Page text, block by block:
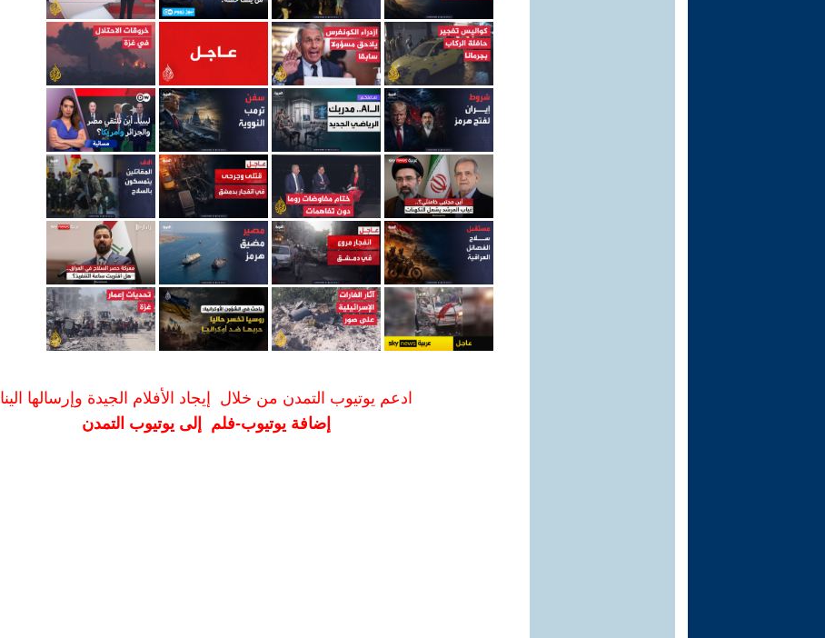
ادعم يوتيوب التمدن من خلال إيجاد الأفلام الجيدة وإرسالها الينا
إضافة يوتيوب-فلم إلى يوتيوب التمدن